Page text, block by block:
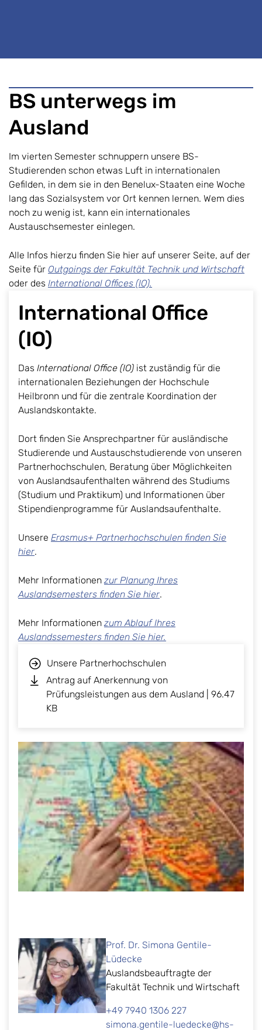
BS unterwegs im
Ausland
Im vierten Semester schnuppern unsere BS-
Studierenden schon etwas Luft in internationalen
Gefilden, in dem sie in den Benelux-Staaten eine Woche
lang das Sozialsystem vor Ort kennen lernen. Wem dies
noch zu wenig ist, kann ein internationales
Austauschsemester einlegen.
Alle Infos hierzu finden Sie hier auf unserer Seite, auf der
Seite für Outgoings der Fakultät Technik und Wirtschaft
oder des International Offices (IO).
International Office
(IO)
Das International Office (IO) ist zuständig für die
internationalen Beziehungen der Hochschule
Heilbronn und für die zentrale Koordination der
Auslandskontakte.
Dort finden Sie Ansprechpartner für ausländische
Studierende und Austauschstudierende von unseren
Partnerhochschulen, Beratung über Möglichkeiten
von Auslandsaufenthalten während des Studiums
(Studium und Praktikum) und Informationen über
Stipendienprogramme für Auslandsaufenthalte.
Unsere Erasmus+ Partnerhochschulen finden Sie
hier.
Mehr Informationenzur Planung Ihres
Auslandsemesters finden Sie hier.
Mehr Informationenzum Ablauf Ihres
Auslandssemesters finden Sie hier.
Unsere Partnerhochschulen
Antrag auf Anerkennung von
Prüfungsleistungen aus dem Ausland | 96.47
KB
Prof. Dr. Simona Gentile-
Lüdecke
Auslandsbeauftragte der
Fakultät Technik und Wirtschaft
+49 7940 1306 227
simona.gentile-luedecke@hs-